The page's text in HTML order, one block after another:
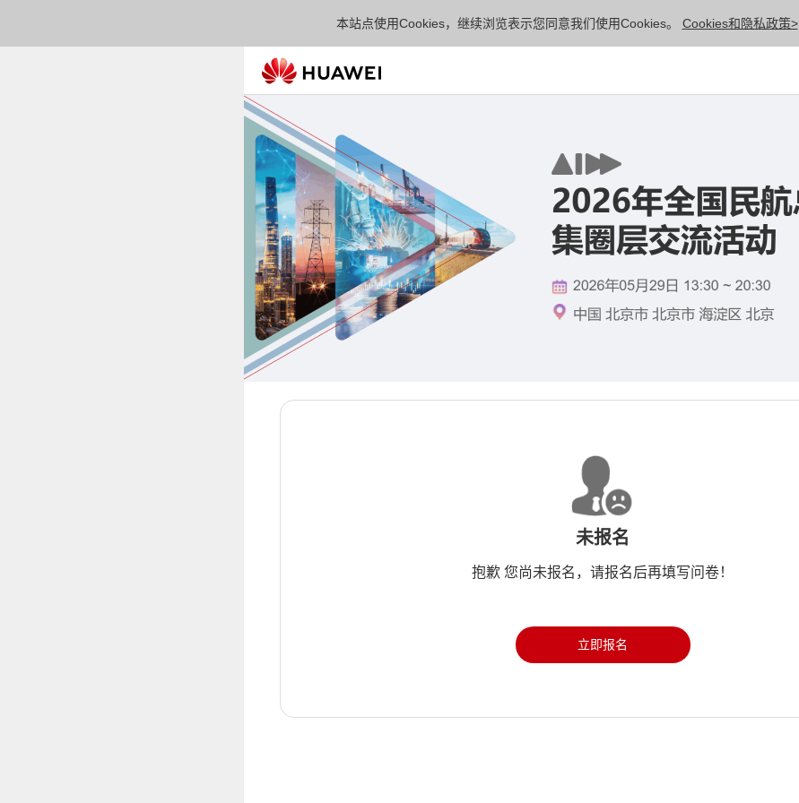
本站点使用Cookies，继续浏览表示您同意我们使用Cookies。 Cookies和隐私政策>
未报名
抱歉 您尚未报名，请报名后再填写问卷！
立即报名